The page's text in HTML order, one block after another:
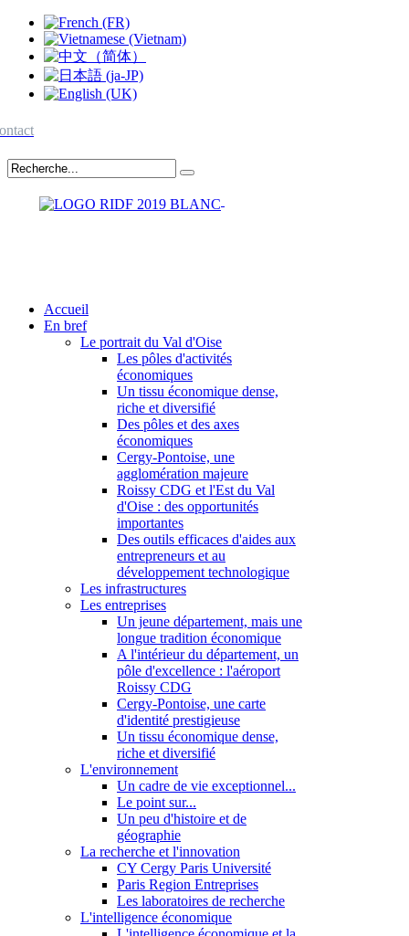
Accueil
En bref
Le portrait du Val d'Oise
Les pôles d'activités
économiques
Un tissu économique dense,
riche et diversifié
Des pôles et des axes
économiques
Cergy-Pontoise, une
agglomération majeure
Roissy CDG et l'Est du Val
d'Oise : des opportunités
importantes
Des outils efficaces d'aides aux
entrepreneurs et au
développement technologique
Les infrastructures
Les entreprises
Un jeune département, mais une
longue tradition économique
A l'intérieur du département, un
pôle d'excellence : l'aéroport
Roissy CDG
Cergy-Pontoise, une carte
d'identité prestigieuse
Un tissu économique dense,
riche et diversifié
L'environnement
Un cadre de vie exceptionnel...
Le point sur...
Un peu d'histoire et de
géographie
La recherche et l'innovation
CY Cergy Paris Université
Paris Region Entreprises
Les laboratoires de recherche
L'intelligence économique